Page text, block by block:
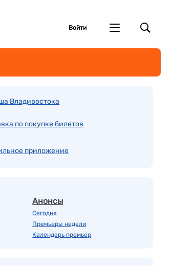
Войти
Владивостока
по покупке билетов
приложение
Анонсы
Сегодня
Премьеры недели
Календарь премьер